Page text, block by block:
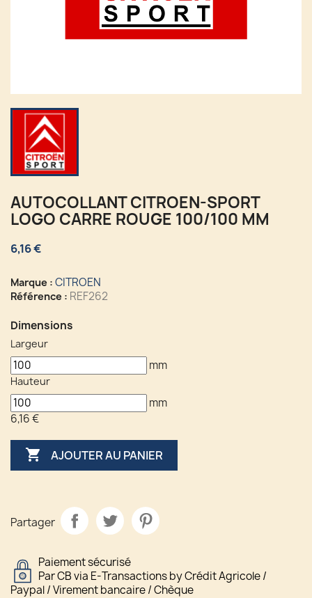
AUTOCOLLANT CITROEN-SPORT
LOGO CARRE ROUGE 100/100 MM
6,16 €
Marque : CITROEN
Référence : REF262
Dimensions
Largeur
mm
Hauteur
mm
6,16 €
 AJOUTER AU PANIER
Partager
Paiement sécurisé
Par CB via E-Transactions by Crédit Agricole /
Paypal / Virement bancaire / Chèque